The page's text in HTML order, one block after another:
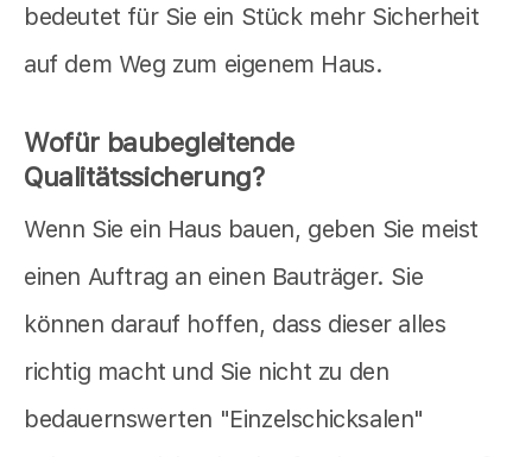
bedeutet für Sie ein Stück mehr Sicherheit
auf dem Weg zum eigenem Haus.
Wofür baubegleitende
Qualitätssicherung?
Wenn Sie ein Haus bauen, geben Sie meist
einen Auftrag an einen Bauträger. Sie
können darauf hoffen, dass dieser alles
richtig macht und Sie nicht zu den
bedauernswerten "Einzelschicksalen"